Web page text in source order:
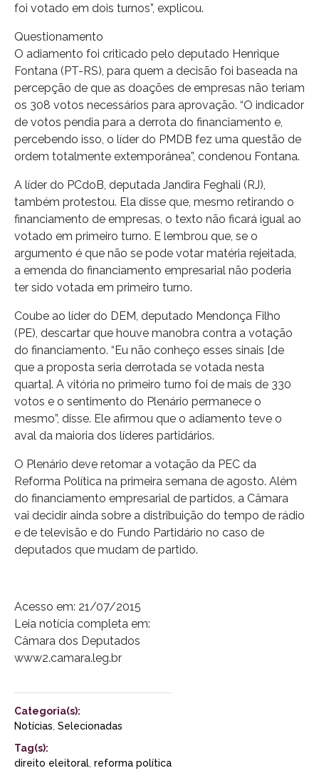
foi votado em dois turnos”, explicou.
Questionamento
O adiamento foi criticado pelo deputado Henrique
Fontana (PT-RS), para quem a decisão foi baseada na
percepção de que as doações de empresas não teriam
os 308 votos necessários para aprovação. “O indicador
de votos pendia para a derrota do financiamento e,
percebendo isso, o líder do PMDB fez uma questão de
ordem totalmente extemporânea”, condenou Fontana.
A líder do PCdoB, deputada Jandira Feghali (RJ),
também protestou. Ela disse que, mesmo retirando o
financiamento de empresas, o texto não ficará igual ao
votado em primeiro turno. E lembrou que, se o
argumento é que não se pode votar matéria rejeitada,
a emenda do financiamento empresarial não poderia
ter sido votada em primeiro turno.
Coube ao líder do DEM, deputado Mendonça Filho
(PE), descartar que houve manobra contra a votação
do financiamento. “Eu não conheço esses sinais [de
que a proposta seria derrotada se votada nesta
quarta]. A vitória no primeiro turno foi de mais de 330
votos e o sentimento do Plenário permanece o
mesmo”, disse. Ele afirmou que o adiamento teve o
aval da maioria dos líderes partidários.
O Plenário deve retomar a votação da PEC da
Reforma Política na primeira semana de agosto. Além
do financiamento empresarial de partidos, a Câmara
vai decidir ainda sobre a distribuição do tempo de rádio
e de televisão e do Fundo Partidário no caso de
deputados que mudam de partido.
Acesso em: 21/07/2015
Leia notícia completa em:
Câmara dos Deputados
www2.camara.leg.br
Categoria(s):
Notícias Selecionadas
Tag(s):
direito eleitoral reforma política